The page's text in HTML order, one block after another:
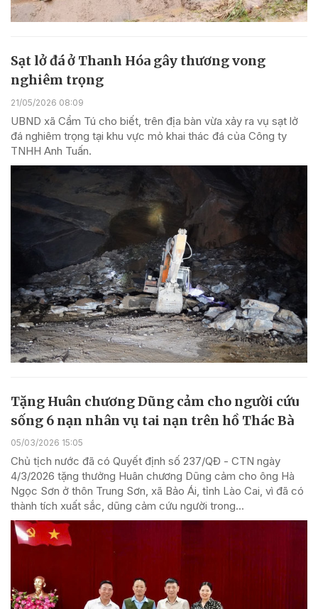
Sạt lở đá ở Thanh Hóa gây thương vong
nghiêm trọng
21/05/2026 08:09
UBND xã Cẩm Tú cho biết, trên địa bàn vừa xảy ra vụ sạt lở
đá nghiêm trọng tại khu vực mỏ khai thác đá của Công ty
TNHH Anh Tuấn.
Tặng Huân chương Dũng cảm cho người cứu
sống 6 nạn nhân vụ tai nạn trên hồ Thác Bà
05/03/2026 15:05
Chủ tịch nước đã có Quyết định số 237/QĐ - CTN ngày
4/3/2026 tặng thưởng Huân chương Dũng cảm cho ông Hà
Ngọc Sơn ở thôn Trung Sơn, xã Bảo Ái, tỉnh Lào Cai, vì đã có
thành tích xuất sắc, dũng cảm cứu người trong...